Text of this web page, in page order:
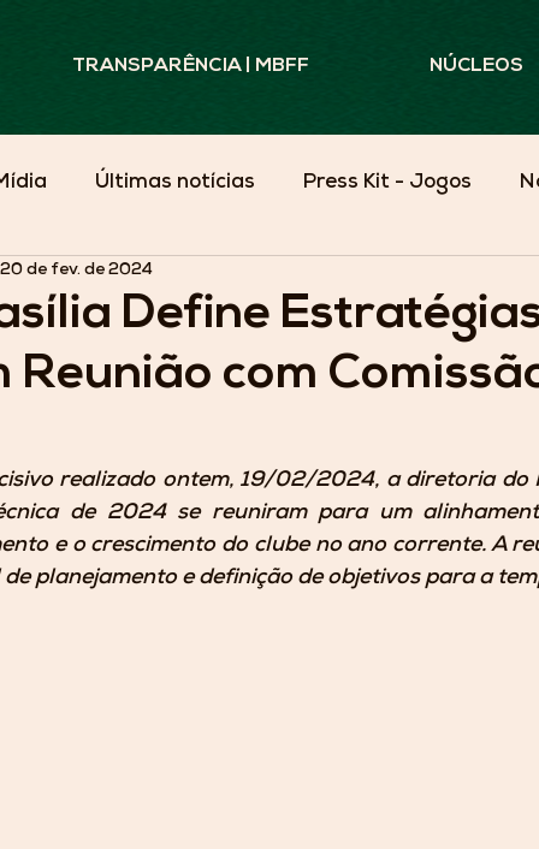
TRANSPARÊNCIA | MBFF NÚCLEOS
Últimas notícias Press Kit - Jogos
Além do Campo
Define
Reunião com
20 de fev. de 2024
realizado ontem, 19/02/2024, a diretoria do
de 2024 se reuniram para um
e o crescimento do clube no ano corrente. A
planejamento e definição de objetivos para a